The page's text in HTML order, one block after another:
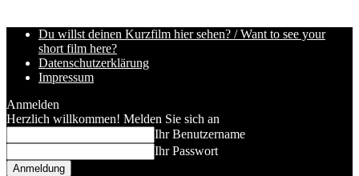
Du willst deinen Kurzfilm hier sehen? / Want to see your
short film here?
Datenschutzerklärung
Impressum
Anmelden
Herzlich willkommen! Melden Sie sich an
Ihr Benutzername
Ihr Passwort